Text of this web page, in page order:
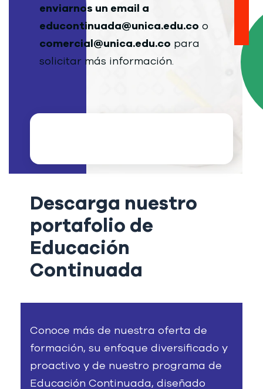
enviarnos un email a
educontinuada@unica.edu.co o
comercial@unica.edu.co para
solicitar más información.
Descarga nuestro
portafolio de
Educación
Continuada
Conoce más de nuestra oferta de
formación, su enfoque diversificado y
proactivo y de nuestro programa de
Educación Continuada, diseñado